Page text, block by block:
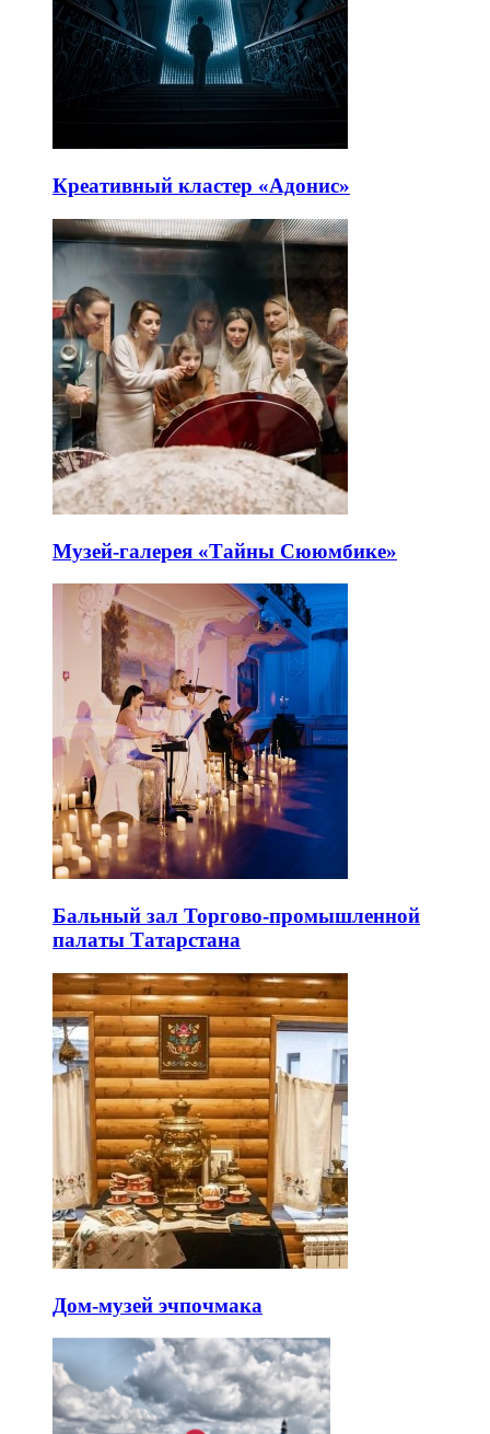
Креативный кластер «Адонис»
Музей-галерея «Тайны Сююмбике»
Бальный зал Торгово-промышленной
палаты Татарстана
Дом-музей эчпочмака